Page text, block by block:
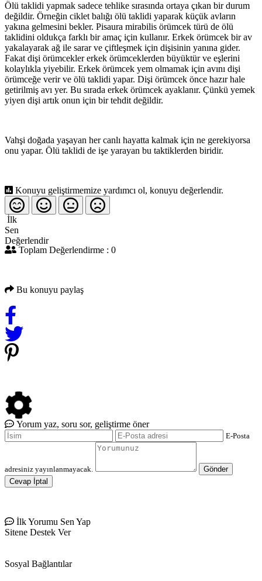
Ölü taklidi yapmak sadece tehlike sırasında ortaya çıkan bir durum
değildir. Örneğin ciklet balığı ölü taklidi yaparak küçük avların
yakına gelmesini bekler. Pisaura mirabilis örümcek türü de ölü
taklidini oldukça farklı bir amaç için kullanır. Erkek örümcek bir av
yakalayarak ağ ile sarar ve çiftleşmek için dişisinin yanına gider.
Fakat dişi örümcekler erkek örümceklerden büyüktür ve eşlerini
kolaylıkla yiyebilir. Erkek örümcek yem olmamak için avını dişi
örümceğe verir ve ölü taklidi yapar. Dişi örümcek önce hazır hale
getirilmiş avı yer. Bu sırada erkek örümcek ayaklanır. Çünkü yemek
yiyen dişi artık onun için bir tehdit değildir.
Vahşi doğada yaşayan her canlı hayatta kalmak için ne gerekiyorsa
onu yapar. Ölü taklidi de işe yarayan bu taktiklerden biridir.
Konuyu geliştirmemize yardımcı ol, konuyu değerlendir.
İlk
Sen
Değerlendir
Toplam Değerlendirme : 0
Bu konuyu paylaş
Yorum yaz, soru sor, geliştirme öner
E-Posta
adresiniz yayınlanmayacak.
Gönder
Cevap İptal
İlk Yorumu Sen Yap
Sitene Destek Ver
Sosyal Bağlantılar